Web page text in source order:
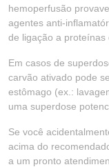
hemoperfusão
agentes anti-
de ligação a proteínas
Em casos de
carvão ativado pode
estômago (ex.:
uma superdose
Se você
acima do
a um pronto